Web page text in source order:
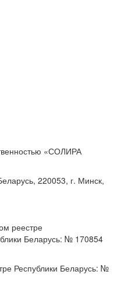
«СОЛИРА
220053, г. Минск,
реестре
Беларусь: № 170854
Республики Беларусь: №